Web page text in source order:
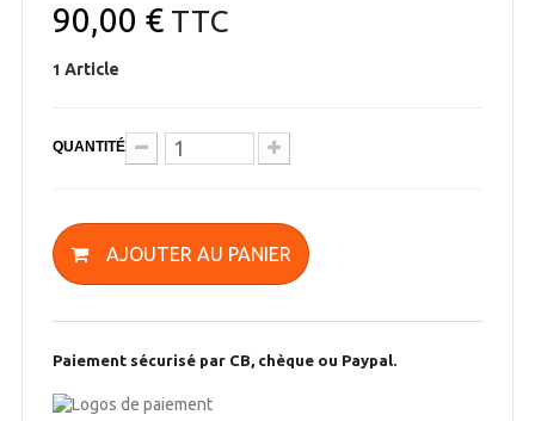
90,00 €TTC
1 Article
QUANTITÉ
AJOUTER AU PANIER
Paiement sécurisé par CB, chèque ou Paypal.